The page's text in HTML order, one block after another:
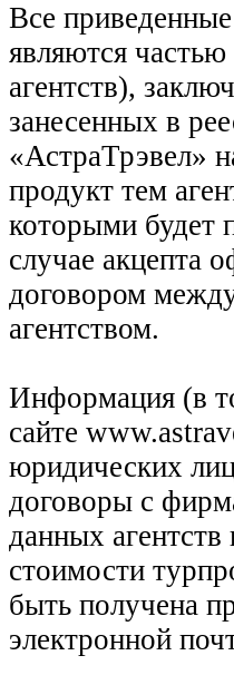
Все
являются
агентств),
занесенных в
«АстраТрэвел»
продукт тем
которыми будет
случае акцепта
договором
агентством.
Информация (в
сайте
юридических
договоры с
данных
стоимости
быть получена
электронной